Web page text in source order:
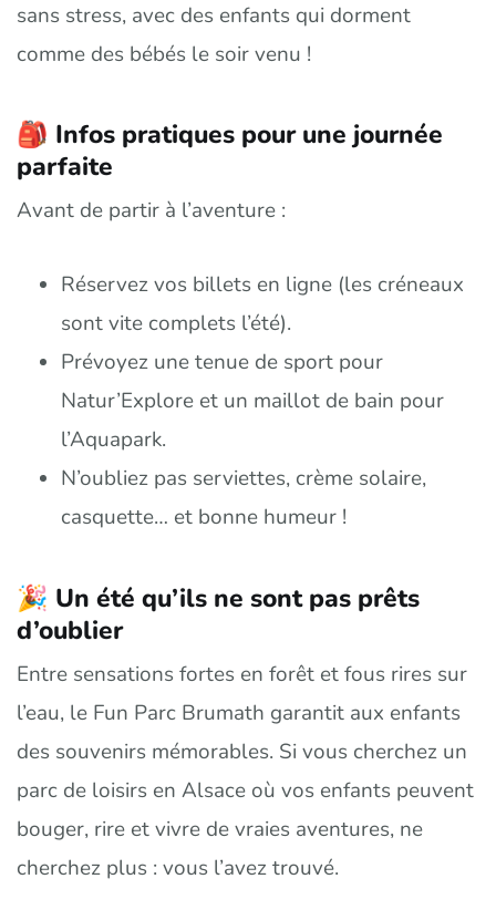
sans stress, avec des enfants qui dorment
comme des bébés le soir venu !
🎒 Infos pratiques pour une journée
parfaite
Avant de partir à l’aventure :
Réservez vos billets en ligne (les créneaux
sont vite complets l’été).
Prévoyez une tenue de sport pour
Natur’Explore et un maillot de bain pour
l’Aquapark.
N’oubliez pas serviettes, crème solaire,
casquette… et bonne humeur !
🎉 Un été qu’ils ne sont pas prêts
d’oublier
Entre sensations fortes en forêt et fous rires sur
l’eau, le Fun Parc Brumath garantit aux enfants
des souvenirs mémorables. Si vous cherchez un
parc de loisirs en Alsace où vos enfants peuvent
bouger, rire et vivre de vraies aventures, ne
cherchez plus : vous l’avez trouvé.